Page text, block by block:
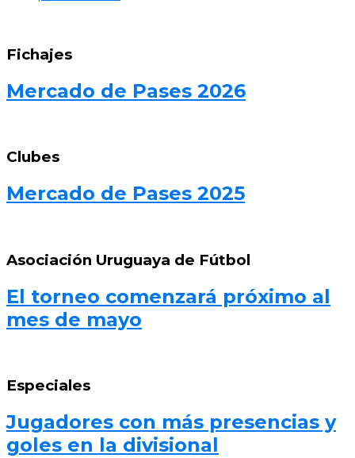
Fichajes
Mercado de Pases 2026
Clubes
Mercado de Pases 2025
Asociación Uruguaya de Fútbol
El torneo comenzará próximo al
mes de mayo
Especiales
Jugadores con más presencias y
goles en la divisional